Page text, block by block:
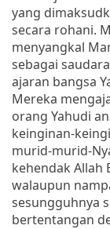
yang
secara rohani.
menyangkal
sebagai
ajaran bangsa
Mereka
orang Yahudi
keinginan-
murid-murid-
kehendak Allah
walaupun
sesungguhnya
bertentangan